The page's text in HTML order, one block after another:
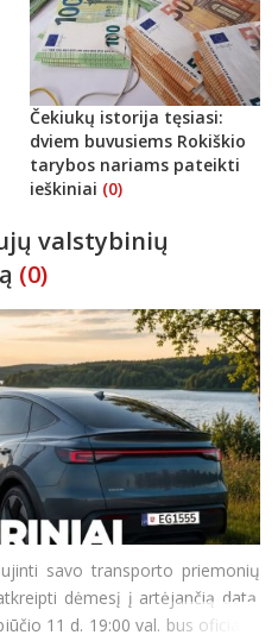
Čekiukų istorija tęsiasi:
dviem buvusiems Rokiškio
tarybos nariams pateikti
ieškiniai (0)
valstybinių
(0)
savo transporto priemonių
dėmesį į artėjančią datą.
11 d. 19:00 val. bus oficialiai